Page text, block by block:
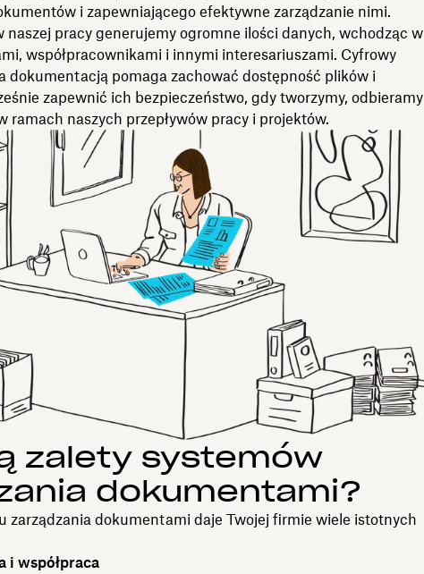
i zapewniającego efektywne zarządzanie nimi.
naszej pracy generujemy ogromne ilości danych, wchodząc w
współpracownikami i innymi interesariuszami. Cyfrowy
dokumentacją pomaga zachować dostępność plików i
zapewnić ich bezpieczeństwo, gdy tworzymy, odbieramy
ramach naszych przepływów pracy i projektów.
zalety systemów
dokumentami?
zarządzania dokumentami daje Twojej firmie wiele istotnych
i współpraca